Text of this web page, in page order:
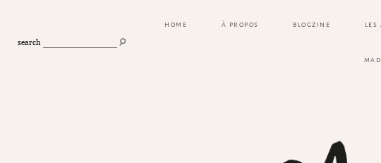
search
HOME À PROPOS BLOGZINE LES